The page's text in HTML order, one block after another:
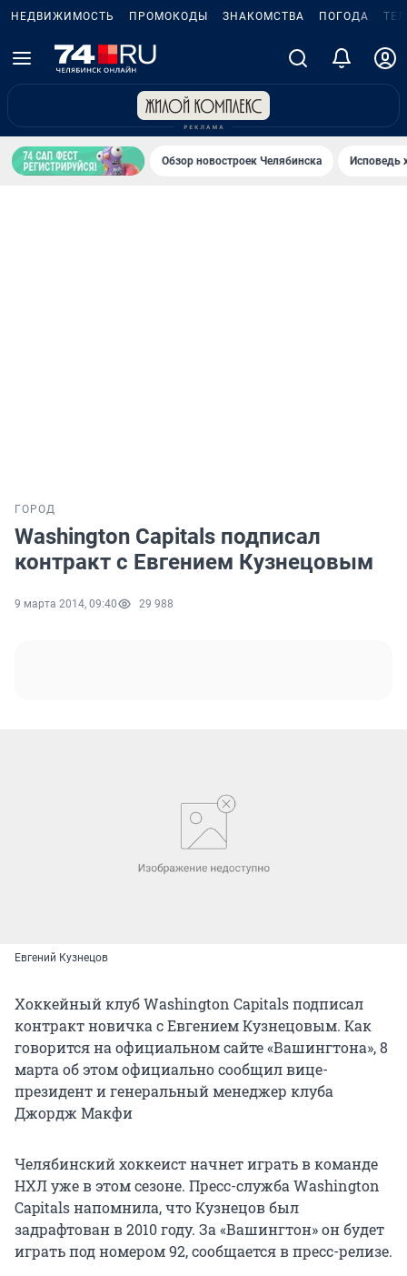
НЕДВИЖИМОСТЬ ПРОМОКОДЫ ЗНАКОМСТВА ПОГОДА
Обзор новостроек Челябинска Исповедь
ГОРОД
Washington Capitals подписал
контракт с Евгением Кузнецовым
9 марта 2014, 09:40 29 988
Евгений Кузнецов
Хоккейный клуб Washington Capitals подписал
контракт новичка с Евгением Кузнецовым. Как
говорится на официальном сайте «Вашингтона», 8
марта об этом официально сообщил вице-
президент и генеральный менеджер клуба
Джордж Макфи
Челябинский хоккеист начнет играть в команде
НХЛ уже в этом сезоне. Пресс-служба Washington
Capitals напомнила, что Кузнецов был
задрафтован в 2010 году. За «Вашингтон» он будет
играть под номером 92, сообщается в пресс-релизе.